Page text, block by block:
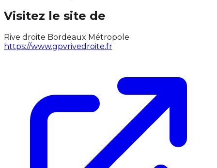
Visitez le site de
Rive droite Bordeaux Métropole
https://www.gpvrivedroite.fr